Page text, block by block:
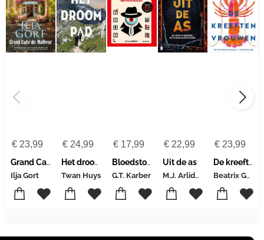
€23,99
Grand Café du Malheur
Ilja Gort
€24,99
Het droompad
Twan Huys
€ 17,99
Bloedstollende moordmysteries voor pientere puzzelaars
G.T. Karber
€ 22,99
Uit de as
M.J. Arlidge
€ 23,99
De kreeftenvrouwen
Beatrix Gerstberger